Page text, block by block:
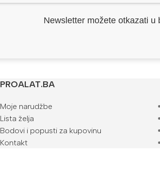
Newsletter možete otkazati u
PROALAT.BA
Moje narudžbe
Lista želja
Bodovi i popusti za kupovinu
Kontakt